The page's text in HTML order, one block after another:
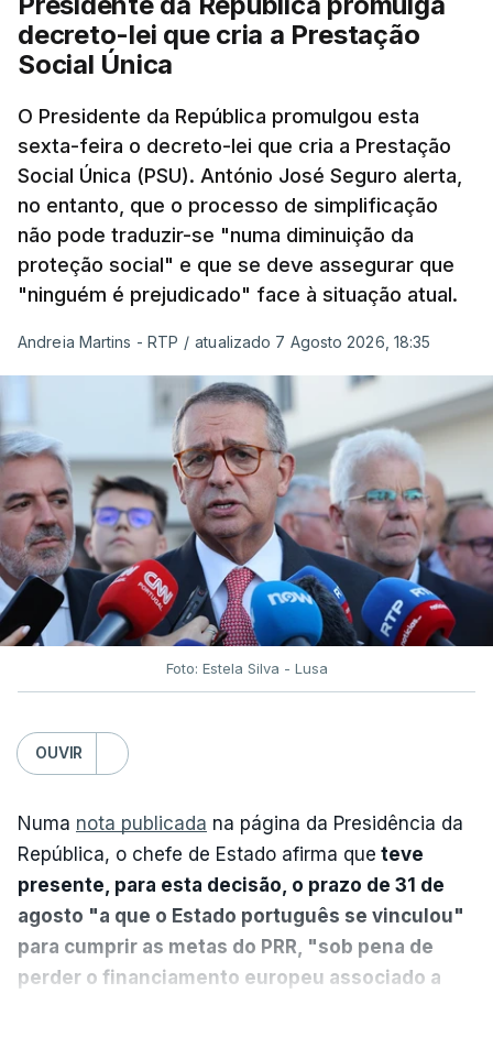
decreto-lei que cria a Prestação
Social Única
O Presidente da República promulgou esta
sexta-feira o decreto-lei que cria a Prestação
Social Única (PSU). António José Seguro alerta,
no entanto, que o processo de simplificação
não pode traduzir-se "numa diminuição da
proteção social" e que se deve assegurar que
"ninguém é prejudicado" face à situação atual.
Andreia Martins - RTP / atualizado 7 Agosto 2026, 18:35
Foto: Estela Silva - Lusa
OUVIR
Numa nota publicada na página da Presidência da
República, o chefe de Estado afirma que teve
presente, para esta decisão, o prazo de 31 de
agosto "a que o Estado português se vinculou"
para cumprir as metas do PRR, "sob pena de
perder o financiamento europeu associado a